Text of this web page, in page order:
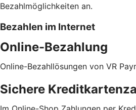
Bezahlmöglichkeiten an.
Bezahlen im Internet
Online-Bezahlung
Online-Bezahllösungen von VR
Sichere